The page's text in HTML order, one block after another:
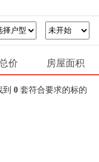
办证过户
联系我们
价 房屋面积
到 0 套符合要求的标的